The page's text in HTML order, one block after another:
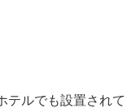
テルでも設置されて